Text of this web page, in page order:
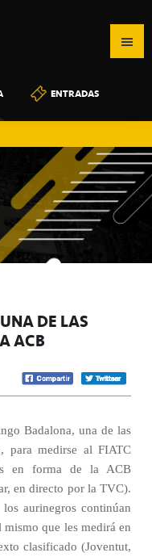
ENTRADAS
DE LAS
ACB
Badalona, una de las
para medirse al FIATC
en forma de la ACB
en directo por la TVC).
aurinegros continúan
que les medirá en
clasificado (Joventut,